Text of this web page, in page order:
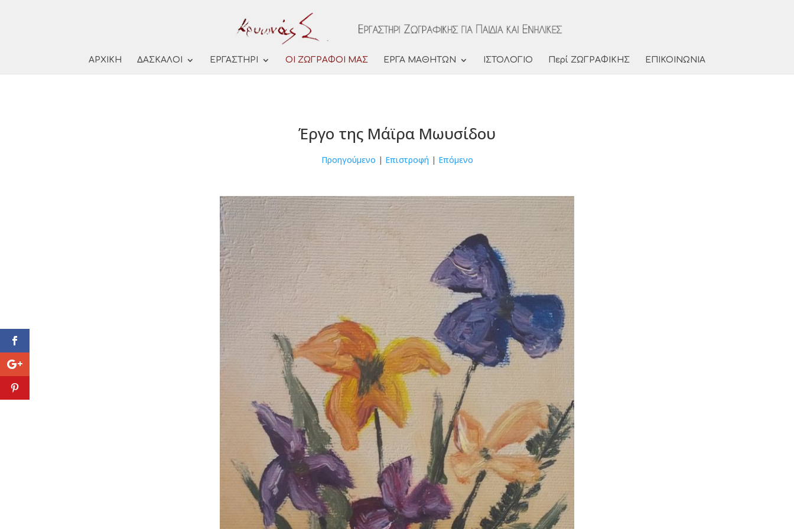
ΑΡΧΙΚΗ ΔΑΣΚΑΛΟΙ ΕΡΓΑΣΤΗΡΙ ΟΙ ΖΩΓΡΑΦΟΙ ΜΑΣ ΕΡΓΑ ΜΑΘΗΤΩΝ ΙΣΤΟΛΟΓΙΟ Περί ΖΩΓΡΑΦΙΚΗΣ ΕΠΙΚΟΙΝΩΝΙΑ
Έργο της Μάϊρα Μωυσίδου
Προηγούμενο | Επιστροφή | Επόμενο